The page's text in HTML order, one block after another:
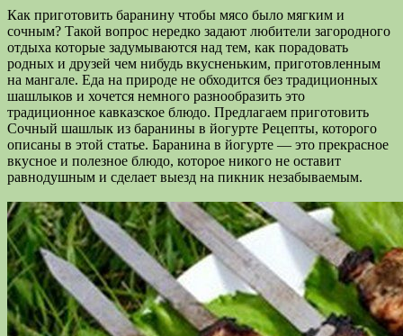
Как приготовить баранину чтобы мясо было мягким и
сочным? Такой вопрос нередко задают любители загородного
отдыха которые задумываются над тем, как порадовать
родных и друзей чем нибудь вкусненьким, приготовленным
на мангале. Еда на природе не обходится без традиционных
шашлыков и хочется немного разнообразить это
традиционное кавказское блюдо. Предлагаем приготовить
Сочный шашлык из баранины в йогурте Рецепты, которого
описаны в этой статье. Баранина в йогурте — это прекрасное
вкусное и полезное блюдо, которое никого не оставит
равнодушным и сделает выезд на пикник незабываемым.